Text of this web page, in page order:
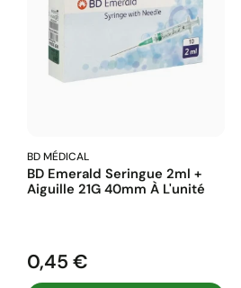
BD MÉDICAL
BD Emerald Seringue 2ml +
Aiguille 21G 40mm À L'unité
Prix
0,45 €